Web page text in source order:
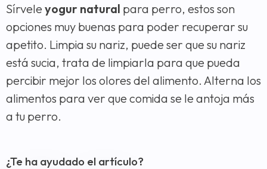
Sírvele yogur natural para perro, estos son
opciones muy buenas para poder recuperar su
apetito. Limpia su nariz, puede ser que su nariz
está sucia, trata de limpiarla para que pueda
percibir mejor los olores del alimento. Alterna los
alimentos para ver que comida se le antoja más
a tu perro.
¿Te ha ayudado el artículo?